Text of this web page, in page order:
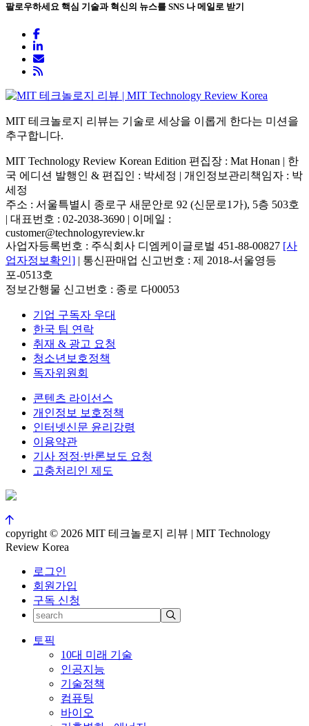
팔로우하세요 핵심 기술과 혁신의 뉴스를 SNS 나 메일로 받기
MIT 테크놀로지 리뷰는 기술로 세상을 이롭게 한다는 미션을
추구합니다.
MIT Technology Review Korean Edition 편집장 : Mat Honan | 한
국 에디션 발행인 & 편집인 : 박세정 | 개인정보관리책임자 : 박
세정
주소 : 서울특별시 종로구 새문안로 92 (신문로1가), 5층 503호
| 대표번호 : 02-2038-3690 | 이메일 :
customer@technologyreview.kr
사업자등록번호 : 주식회사 디엠케이글로벌 451-88-00827 [사
업자정보확인] | 통신판매업 신고번호 : 제 2018-서울영등
포-0513호
정보간행물 신고번호 : 종로 다00053
기업 구독자 우대
한국 팀 연락
취재 & 광고 요청
청소년보호정책
독자위원회
콘텐츠 라이선스
개인정보 보호정책
인터넷신문 윤리강령
이용약관
기사 정정·반론보도 요청
고충처리인 제도
copyright © 2026 MIT 테크놀로지 리뷰 | MIT Technology
Review Korea
로그인
회원가입
구독 신청
토픽
10대 미래 기술
인공지능
기술정책
컴퓨팅
바이오